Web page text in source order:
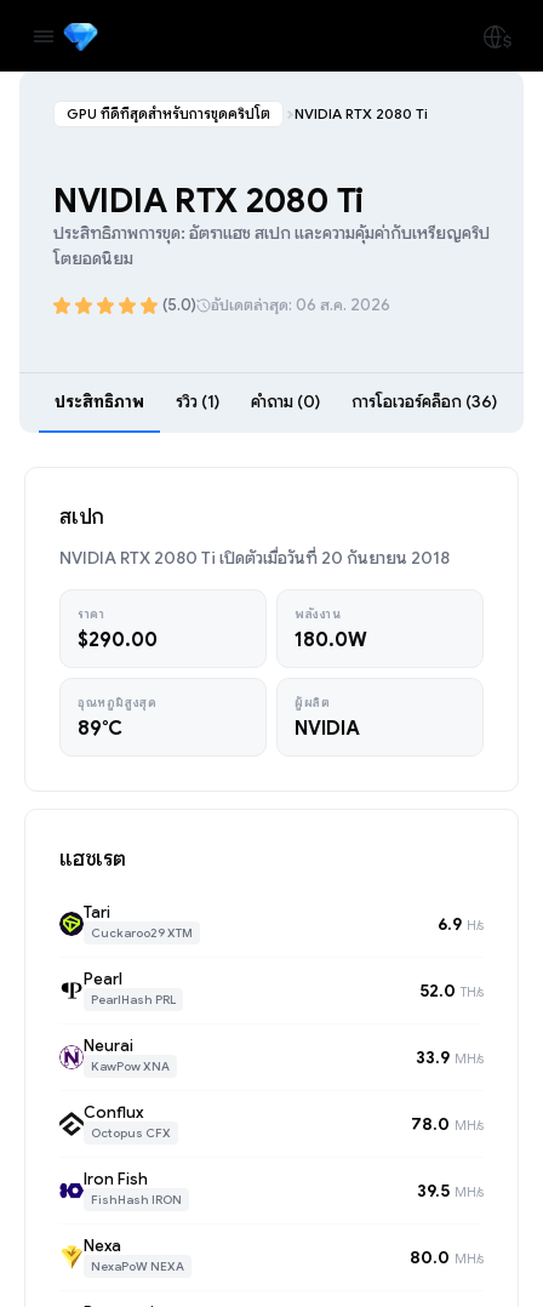
GPU ที่ดีที่สุดสำหรับการขุดคริปโต NVIDIA RTX 2080 Ti
NVIDIA RTX 2080 Ti
ประสิทธิภาพการขุด: อัตราแฮช สเปก และความคุ้มค่ากับเหรียญคริป
โตยอดนิยม
(5.0) อัปเดตล่าสุด: 06 ส.ค. 2026
ประสิทธิภาพ รีวิว (1) คำถาม (0) การโอเวอร์คล็อก (36)
สเปก
NVIDIA RTX 2080 Ti เปิดตัวเมื่อวันที่ 20 กันยายน 2018
ราคา
$290.00
พลังงาน
180.0W
อุณหภูมิสูงสุด
89°C
ผู้ผลิต
NVIDIA
แฮชเรต
Tari
Cuckaroo29 XTM 6.9 H/s
Pearl
PearlHash PRL 52.0 TH/s
Neurai
KawPow XNA 33.9 MH/s
Conflux
Octopus CFX 78.0 MH/s
Iron Fish
FishHash IRON 39.5 MH/s
Nexa
NexaPoW NEXA 80.0 MH/s